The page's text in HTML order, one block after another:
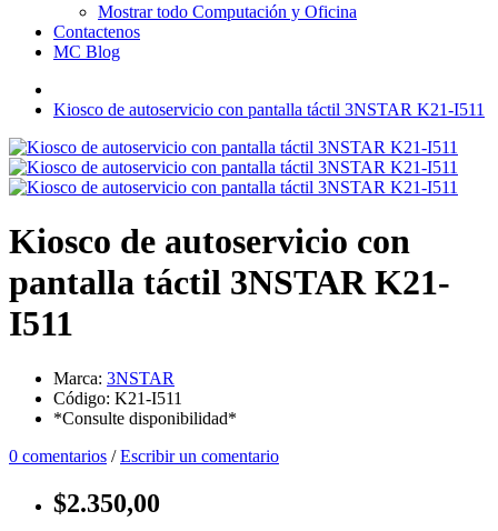
Mostrar todo Computación y Oficina
Contactenos
MC Blog
Kiosco de autoservicio con pantalla táctil 3NSTAR K21-I511
Kiosco de autoservicio con
pantalla táctil 3NSTAR K21-
I511
Marca: 3NSTAR
Código: K21-I511
*Consulte disponibilidad*
0 comentarios /Escribir un comentario
$2.350,00